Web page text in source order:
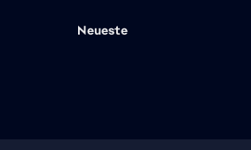
Neueste